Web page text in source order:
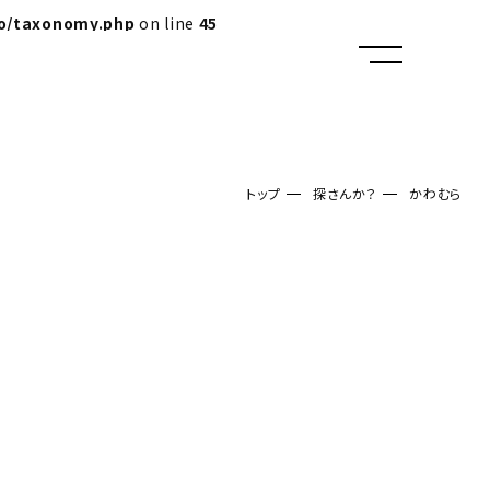
taxonomy.php on line 45
トップ 探さんか？ かわむら